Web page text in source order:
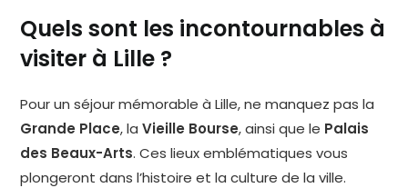
Quels sont les incontournables à
visiter à Lille ?
Pour un séjour mémorable à Lille, ne manquez pas la
Grande Place, laVieille Bourse, ainsi que le Palais
des Beaux-Arts. Ces lieux emblématiques vous
plongeront dans l’histoire et la culture de la ville.